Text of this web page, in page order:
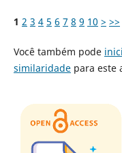
1 2 3 4 5 6 7 8 9 10 > >>
Você também pode
similaridadepara este